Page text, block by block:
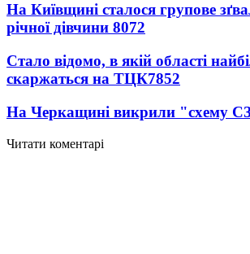
На Київщині сталося групове
річної дівчини 8072
Стало відомо, в якій області
скаржаться на ТЦК7852
На Черкащині викрили "схему
Читати коментарі